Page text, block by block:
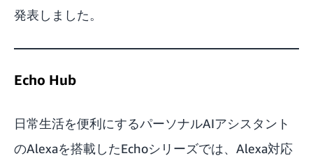
発表しました。
Echo Hub
日常生活を便利にするパーソナルAIアシスタント
のAlexaを搭載したEchoシリーズでは、Alexa対応